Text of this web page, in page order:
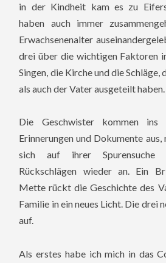
in der Kindheit kam es zu
haben auch immer
Erwachsenenalter
drei über die wichtigen Faktoren
Singen, die Kirche und die
als auch der Vater ausgeteilt haben.
Die Geschwister kommen ins
Erinnerungen und Dokumente aus,
sich auf ihrer
Rückschlägen wieder an. Ein
Mette rückt die Geschichte des
Familie in ein neues Licht. Die drei
auf.
Als erstes habe ich mich in das